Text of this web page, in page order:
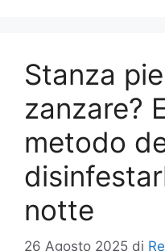
Stanza
zanzare?
metodo
notte
26 Agosto 2025 di